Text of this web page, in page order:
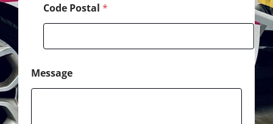
Code Postal *
Message